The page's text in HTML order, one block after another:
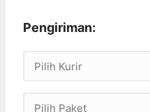
Pengiriman:
Pilih Kurir
Pilih Paket